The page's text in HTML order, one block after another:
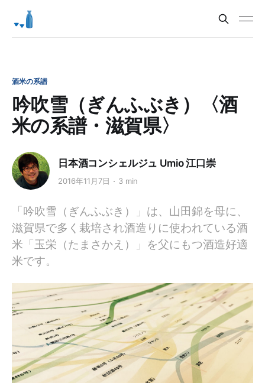
酒米の系譜
吟吹雪（ぎんふぶき）〈酒
米の系譜・滋賀県〉
日本酒コンシェルジュ Umio 江口崇
2016年11月7日 3 min
「吟吹雪（ぎんふぶき）」は、山田錦を母に、
滋賀県で多く栽培され酒造りに使われている酒
米「玉栄（たまさかえ）」を父にもつ酒造好適
米です。